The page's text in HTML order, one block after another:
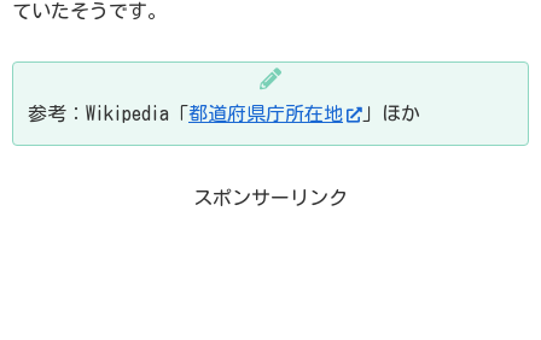
ていたそうです。
参考：Wikipedia「都道府県庁所在地 」ほか
スポンサーリンク